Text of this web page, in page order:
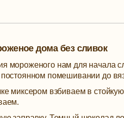
дома без сливок
мороженого нам для начала
помешивании до
миксером взбиваем в